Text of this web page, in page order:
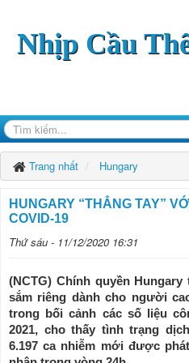
Nhịp Cầu
Trang nhất Hungary
HUNGARY “THẲNG TAY”
COVID-19
Thứ sáu - 11/12/2020 16:31
(NCTG) Chính quyền
sắm riêng dành cho người
trong bối cảnh các số liệu
2021, cho thấy tình trạng
6.197 ca nhiễm mới được